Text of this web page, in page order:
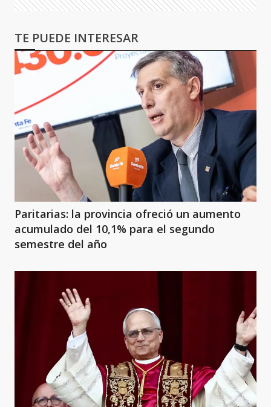
TE PUEDE INTERESAR
Paritarias: la provincia ofreció un aumento
acumulado del 10,1% para el segundo
semestre del año